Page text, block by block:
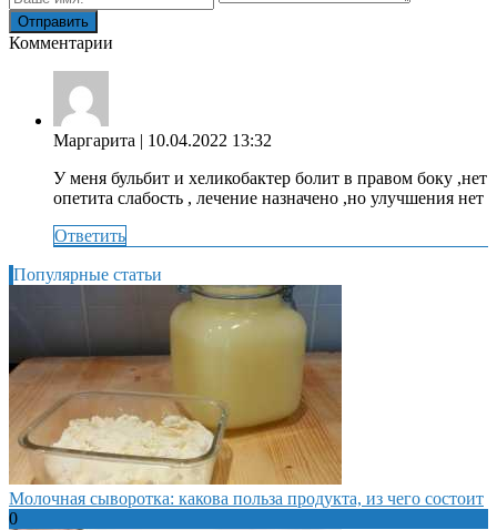
Комментарии
Маргарита | 10.04.2022 13:32
У меня бульбит и хеликобактер болит в правом боку ,нет
опетита слабость , лечение назначено ,но улучшения нет
Ответить
Популярные статьи
Молочная сыворотка: какова польза продукта, из чего состоит
0